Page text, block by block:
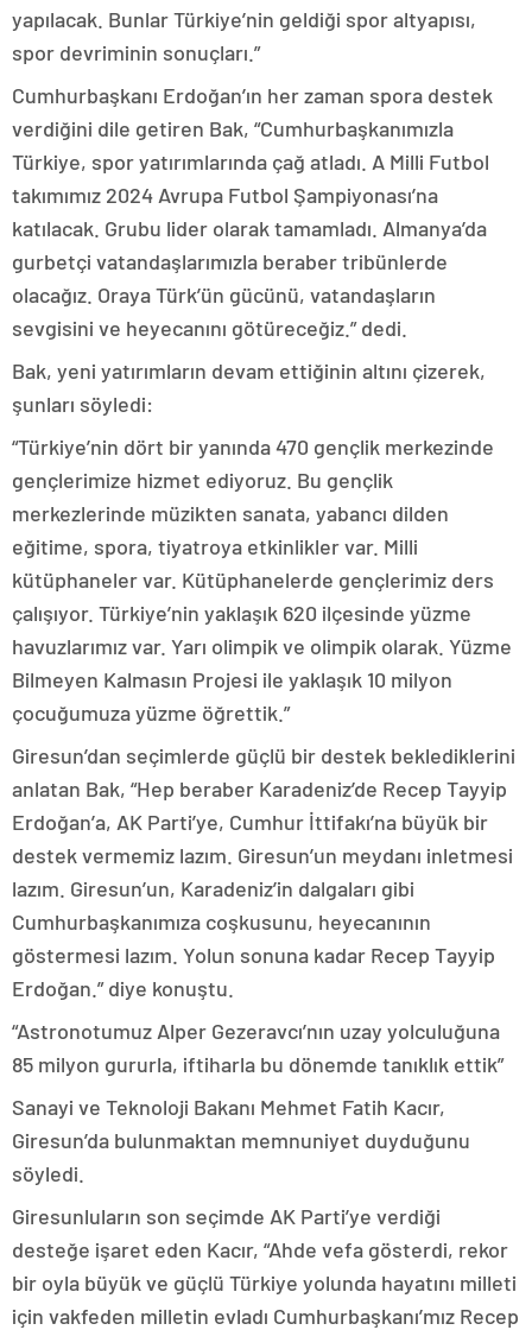
yapılacak. Bunlar Türkiye’nin geldiği spor altyapısı,
spor devriminin sonuçları.”
Cumhurbaşkanı Erdoğan’ın her zaman spora destek
verdiğini dile getiren Bak, “Cumhurbaşkanımızla
Türkiye, spor yatırımlarında çağ atladı. A Milli Futbol
takımımız 2024 Avrupa Futbol Şampiyonası’na
katılacak. Grubu lider olarak tamamladı. Almanya’da
gurbetçi vatandaşlarımızla beraber tribünlerde
olacağız. Oraya Türk’ün gücünü, vatandaşların
sevgisini ve heyecanını götüreceğiz.” dedi.
Bak, yeni yatırımların devam ettiğinin altını çizerek,
şunları söyledi:
“Türkiye’nin dört bir yanında 470 gençlik merkezinde
gençlerimize hizmet ediyoruz. Bu gençlik
merkezlerinde müzikten sanata, yabancı dilden
eğitime, spora, tiyatroya etkinlikler var. Milli
kütüphaneler var. Kütüphanelerde gençlerimiz ders
çalışıyor. Türkiye’nin yaklaşık 620 ilçesinde yüzme
havuzlarımız var. Yarı olimpik ve olimpik olarak. Yüzme
Bilmeyen Kalmasın Projesi ile yaklaşık 10 milyon
çocuğumuza yüzme öğrettik.”
Giresun’dan seçimlerde güçlü bir destek beklediklerini
anlatan Bak, “Hep beraber Karadeniz’de Recep Tayyip
Erdoğan’a, AK Parti’ye, Cumhur İttifakı’na büyük bir
destek vermemiz lazım. Giresun’un meydanı inletmesi
lazım. Giresun’un, Karadeniz’in dalgaları gibi
Cumhurbaşkanımıza coşkusunu, heyecanının
göstermesi lazım. Yolun sonuna kadar Recep Tayyip
Erdoğan.” diye konuştu.
“Astronotumuz Alper Gezeravcı’nın uzay yolculuğuna
85 milyon gururla, iftiharla bu dönemde tanıklık ettik”
Sanayi ve Teknoloji Bakanı Mehmet Fatih Kacır,
Giresun’da bulunmaktan memnuniyet duyduğunu
söyledi.
Giresunluların son seçimde AK Parti’ye verdiği
desteğe işaret eden Kacır, “Ahde vefa gösterdi, rekor
bir oyla büyük ve güçlü Türkiye yolunda hayatını milleti
için vakfeden milletin evladı Cumhurbaşkanı’mız Recep